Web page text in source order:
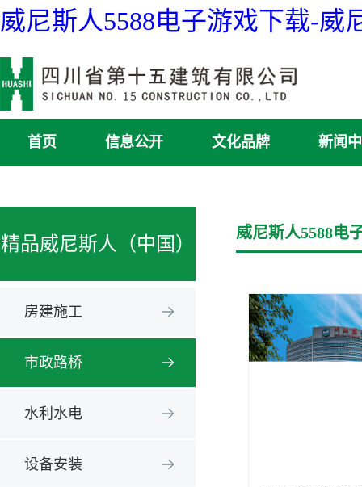
威尼斯人5588电子游戏下载-威
首页 信息公开 文化品牌 新闻
精品威尼斯人（中国）
房建施工
市政路桥
水利水电
设备安装
威尼斯人5588电